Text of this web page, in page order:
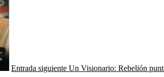
Entrada siguiente Un Visionario: Rebelión